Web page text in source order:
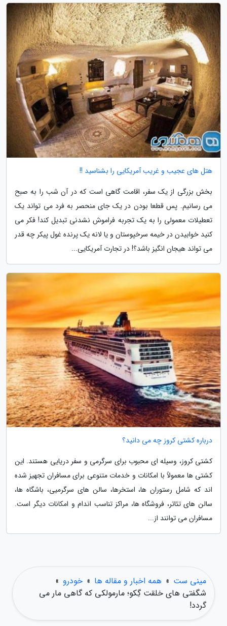
هتل های عجیب و غریب آمریکایی را بشناسید !!
بخش بزرگی از یک سفر، اقامت گاهی است که در آن شب را به صبح
می رسانیم. پس قطعا بودن در یک جای منحصر به فرد می تواند یک
تعطیلات معمولی را به یک تجربه فراموش نشدنی تبدیل کند! فکر می
کنید خوابیدن در خیمه سرخپوستان و یا لانه یک پرنده غول پیکر چه قدر
می تواند هیجان انگیز باشد؟! در تجارت آمریکایی...
درباره کشتی کروز چه می دانید؟
کشتی کروز، وسیله ای محبوب برای سرگرمی و سفر دریایی هستند. این
کشتی ها معمولاً با امکانات و خدمات متنوعی برای مسافران تجهیز شده
اند که شامل رستوران ها، استخرها، سالن های سرگرمیی، باشگاه ها،
سالن های تئاتر، فروشگاه ها، مراکز تناسب اندام و امکانات دیگر است.
مسافران می توانند از...
مینی ست » همه اخبار و مقاله ها » خودرو »
شگفتی های خلقت گِکو؛ مارمولکی که گاهی مار می
گردد!